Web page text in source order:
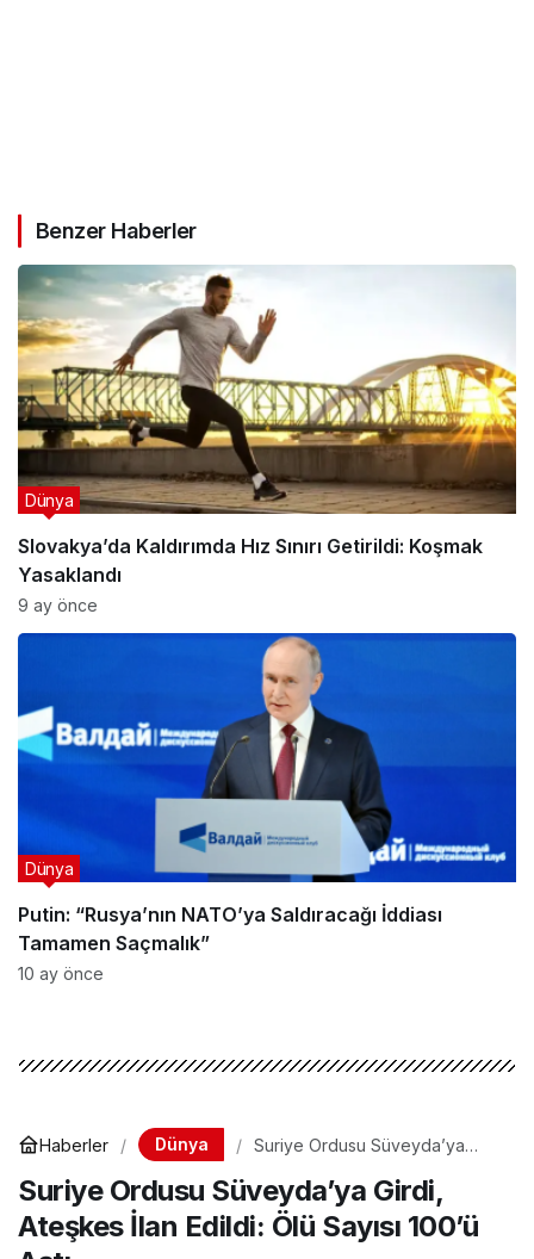
Benzer Haberler
Slovakya’da Kaldırımda Hız Sınırı Getirildi: Koşmak
Yasaklandı
Dünya
9 ay önce
Putin: “Rusya’nın NATO’ya Saldıracağı İddiası
Tamamen Saçmalık”
Dünya
10 ay önce
Haberler Dünya
Suriye Ordusu Süveyda’ya
Sayısı 100’ü Aştı
Suriye Ordusu Süveyda’ya Girdi,
Ateşkes İlan Edildi: Ölü Sayısı 100’ü